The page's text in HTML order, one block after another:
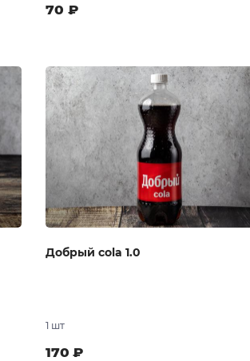
70 ₽
Добрый cola 1.0
1 шт
170 ₽